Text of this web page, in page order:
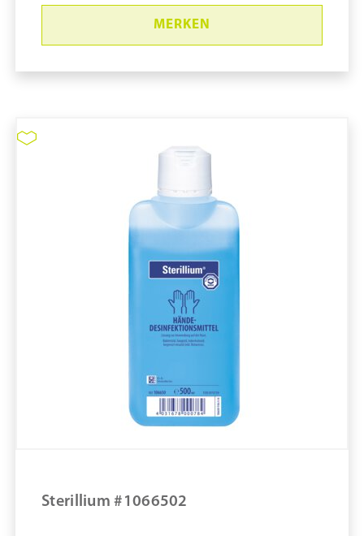
MERKEN
Volumen in ml: 1.000 mL
Behälterform: Flasche
Sterillium Virugard #9820670
ZUM PRODUKT
Sterillium #1066502